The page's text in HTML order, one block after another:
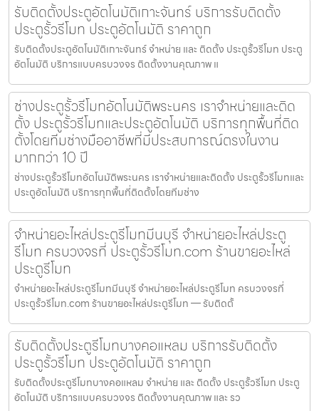
รับติดตั้งประตูอัตโนมัติเกาะจันทร์ บริการรับติดตั้ง
ประตูรั้วรีโมท ประตูอัตโนมัติ ราคาถูก
รับติดตั้งประตูอัตโนมัติเกาะจันทร์ จำหน่าย และ ติดตั้ง ประตูรั้วรีโมท ประตู
อัตโนมัติ บริการแบบครบวงจร ติดตั้งงานคุณภาพ แ
ช่างประตูรั้วรีโมทอัตโนมัติพระนคร เราจำหน่ายและติด
ตั้ง ประตูรั้วรีโมทและประตูอัตโนมัติ บริการทุกพื้นที่ติด
ตั้งโดยทีมช่างมืออาชีพที่มีประสบการณ์ตรงในงาน
มากกว่า 10 ปี
ช่างประตูรั้วรีโมทอัตโนมัติพระนคร เราจำหน่ายและติดตั้ง ประตูรั้วรีโมทและ
ประตูอัตโนมัติ บริการทุกพื้นที่ติดตั้งโดยทีมช่าง
จำหน่ายอะไหล่ประตูรีโมทมีนบุรี จำหน่ายอะไหล่ประตู
รีโมท ครบวงจรที่ ประตูรั้วรีโมท.com ร้านขายอะไหล่
ประตูรีโมท
จำหน่ายอะไหล่ประตูรีโมทมีนบุรี จำหน่ายอะไหล่ประตูรีโมท ครบวงจรที่
ประตูรั้วรีโมท.com ร้านขายอะไหล่ประตูรีโมท — รับติดตั้
รับติดตั้งประตูรีโมทบางคอแหลม บริการรับติดตั้ง
ประตูรั้วรีโมท ประตูอัตโนมัติ ราคาถูก
รับติดตั้งประตูรีโมทบางคอแหลม จำหน่าย และ ติดตั้ง ประตูรั้วรีโมท ประตู
อัตโนมัติ บริการแบบครบวงจร ติดตั้งงานคุณภาพ และ รว